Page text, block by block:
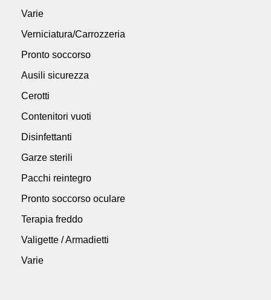
Varie
Verniciatura/Carrozzeria
Pronto soccorso
Ausili sicurezza
Cerotti
Contenitori vuoti
Disinfettanti
Garze sterili
Pacchi reintegro
Pronto soccorso oculare
Terapia freddo
Valigette / Armadietti
Varie